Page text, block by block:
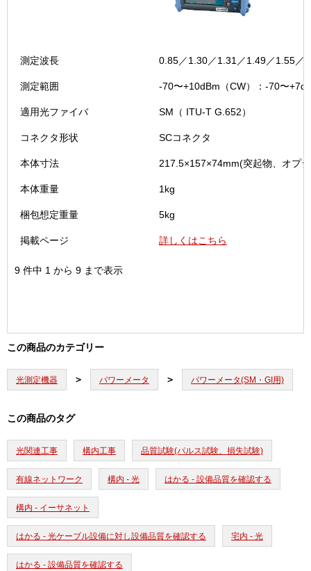
測定波長 0.85／1.30／1.31／1.49／1.55／
測定範囲 -70〜+10dBm（CW）：-70〜
適用光ファイバ SM（ ITU-T G.652）
コネクタ形状 SCコネクタ
本体寸法 217.5×157×74mm(突起物、オプ
本体重量 1kg
梱包想定重量 5kg
掲載ページ 詳しくはこちら
9 件中 1 から 9 まで表示
この商品のカテゴリー
光測定機器 パワーメータ パワーメータ(SM・GI用)
この商品のタグ
光関連工事 構内工事 品質試験(パルス試験、損失試験)
有線ネットワーク 構内 - 光 はかる - 設備品質を確認する
構内 - イーサネット
はかる - 光ケーブル設備に対し設備品質を確認する 宅内 - 光
はかる - 設備品質を確認する